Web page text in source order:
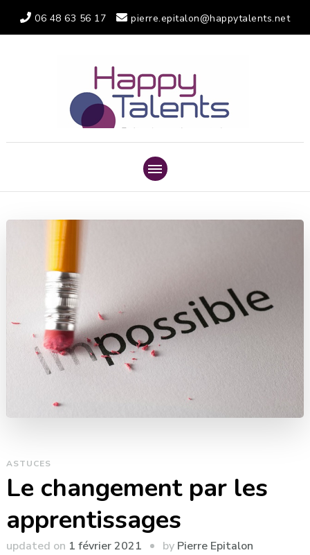
06 48 63 56 17 pierre.epitalon@happytalents.net
ASTUCES
Le changement par les
apprentissages
updated on 1 février 2021 by Pierre Epitalon